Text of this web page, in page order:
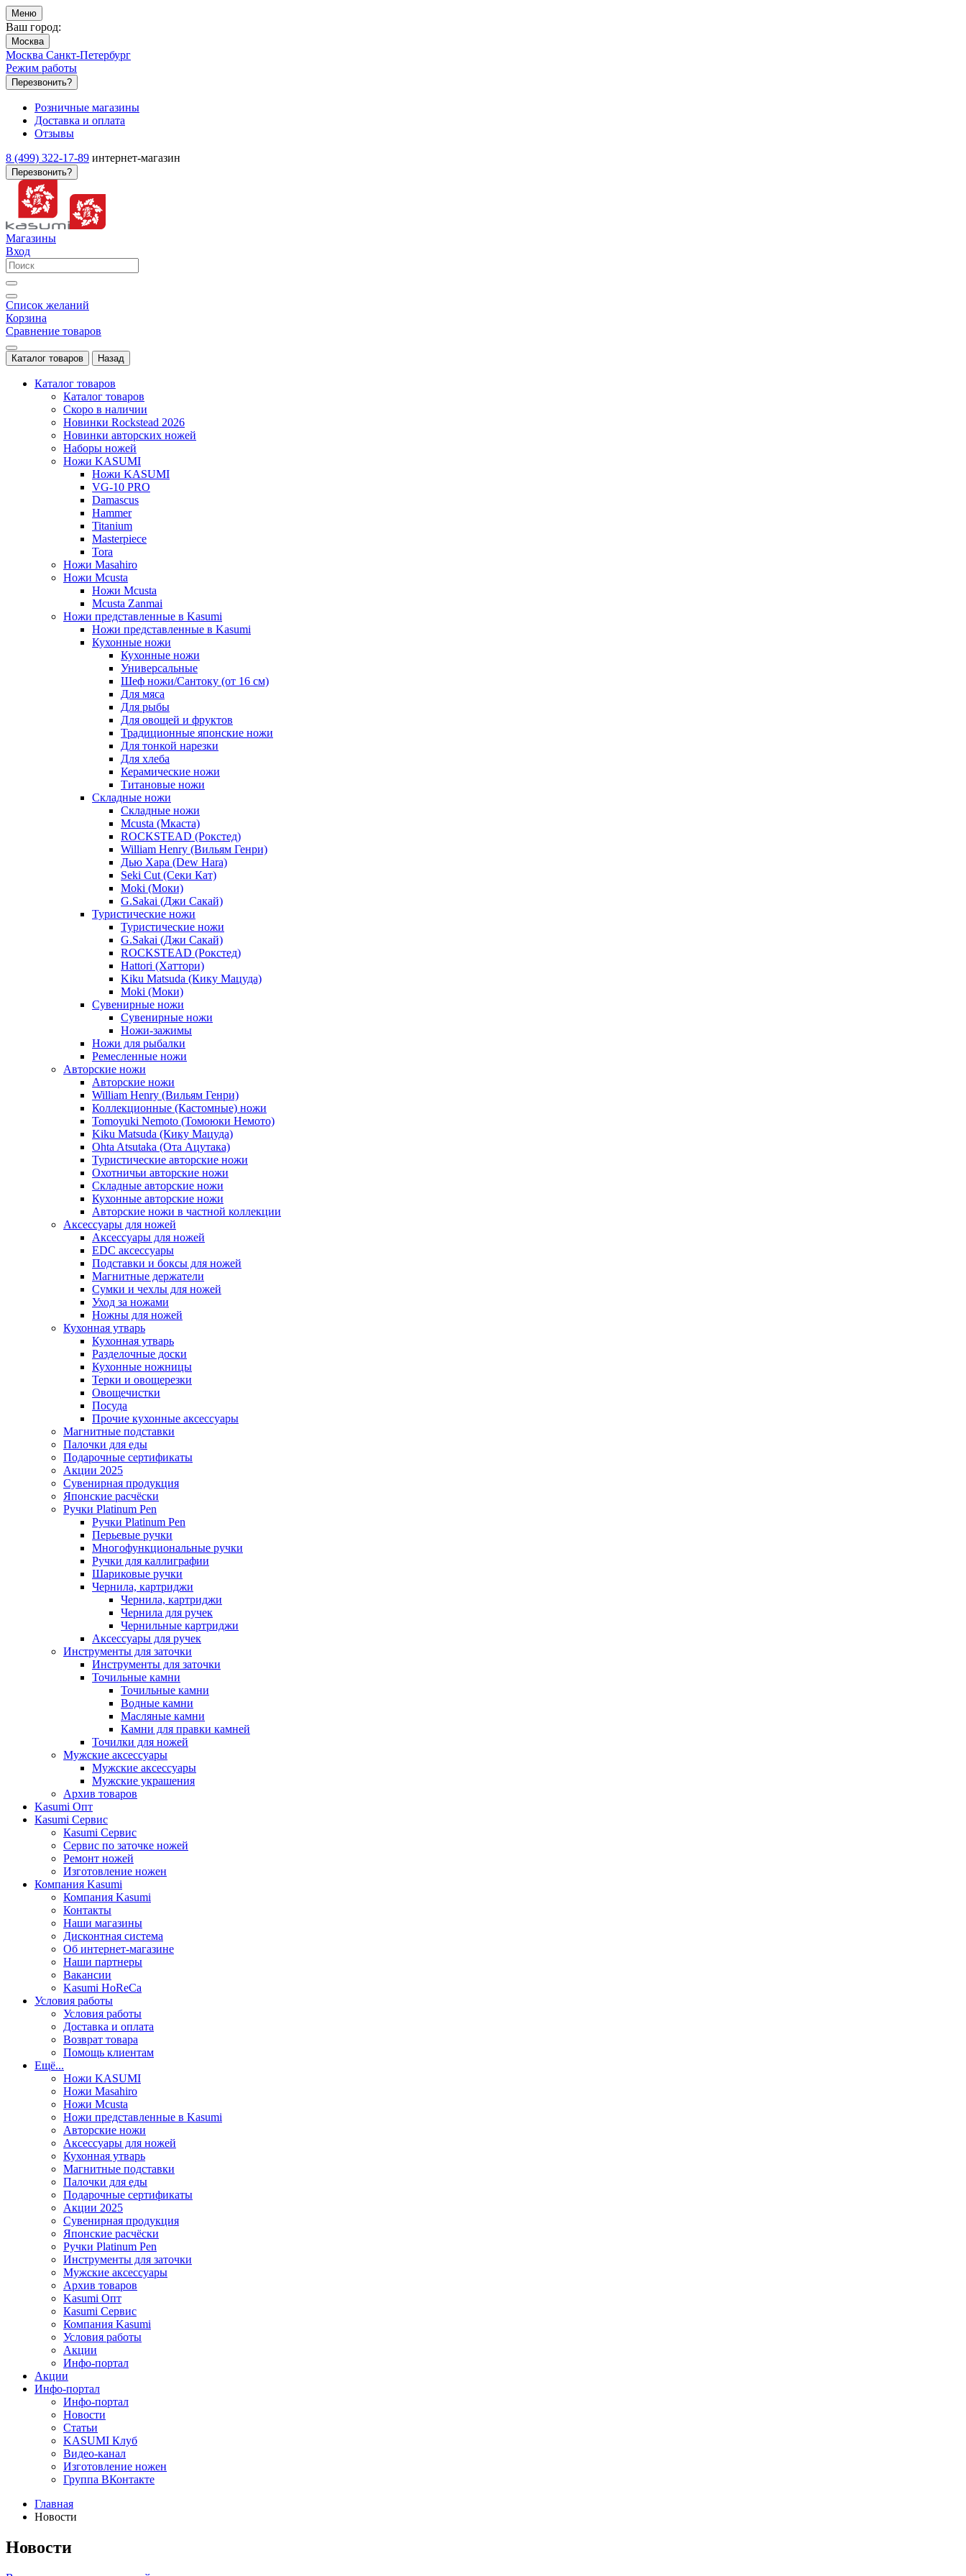
Меню
Ваш город:
Москва
Москва Санкт-Петербург
Режим работы
Перезвонить?
Розничные магазины
Доставка и оплата
Отзывы
8 (499) 322-17-89 интернет-магазин
Перезвонить?
Магазины
Вход
Список желаний
Корзина
Сравнение товаров
Каталог товаров Назад
Каталог товаров
Каталог товаров
Скоро в наличии
Новинки Rockstead 2026
Новинки авторских ножей
Наборы ножей
Ножи KASUMI
Ножи KASUMI
VG-10 PRO
Damascus
Hammer
Titanium
Masterpiece
Tora
Ножи Masahiro
Ножи Mcusta
Ножи Mcusta
Mcusta Zanmai
Ножи представленные в Kasumi
Ножи представленные в Kasumi
Кухонные ножи
Кухонные ножи
Универсальные
Шеф ножи/Сантоку (от 16 см)
Для мяса
Для рыбы
Для овощей и фруктов
Традиционные японские ножи
Для тонкой нарезки
Для хлеба
Керамические ножи
Титановые ножи
Складные ножи
Складные ножи
Mcusta (Мкаста)
ROCKSTEAD (Рокстед)
William Henry (Вильям Генри)
Дью Хара (Dew Hara)
Seki Cut (Секи Кат)
Moki (Моки)
G.Sakai (Джи Сакай)
Туристические ножи
Туристические ножи
G.Sakai (Джи Сакай)
ROCKSTEAD (Рокстед)
Hattori (Хаттори)
Kiku Matsuda (Кику Мацуда)
Moki (Моки)
Сувенирные ножи
Сувенирные ножи
Ножи-зажимы
Ножи для рыбалки
Ремесленные ножи
Авторские ножи
Авторские ножи
William Henry (Вильям Генри)
Коллекционные (Кастомные) ножи
Tomoyuki Nemoto (Томоюки Немото)
Kiku Matsuda (Кику Мацуда)
Ohta Atsutaka (Ота Ацутака)
Туристические авторские ножи
Охотничьи авторские ножи
Складные авторские ножи
Кухонные авторские ножи
Авторские ножи в частной коллекции
Аксессуары для ножей
Аксессуары для ножей
EDC аксессуары
Подставки и боксы для ножей
Магнитные держатели
Сумки и чехлы для ножей
Уход за ножами
Ножны для ножей
Кухонная утварь
Кухонная утварь
Разделочные доски
Кухонные ножницы
Терки и овощерезки
Овощечистки
Посуда
Прочие кухонные аксессуары
Магнитные подставки
Палочки для еды
Подарочные сертификаты
Акции 2025
Сувенирная продукция
Японские расчёски
Ручки Platinum Pen
Ручки Platinum Pen
Перьевые ручки
Многофункциональные ручки
Ручки для каллиграфии
Шариковые ручки
Чернила, картриджи
Чернила, картриджи
Чернила для ручек
Чернильные картриджи
Аксессуары для ручек
Инструменты для заточки
Инструменты для заточки
Точильные камни
Точильные камни
Водные камни
Масляные камни
Камни для правки камней
Точилки для ножей
Мужские аксессуары
Мужские аксессуары
Мужские украшения
Архив товаров
Kasumi Опт
Кasumi Сервис
Кasumi Сервис
Сервис по заточке ножей
Ремонт ножей
Изготовление ножен
Компания Kasumi
Компания Kasumi
Контакты
Наши магазины
Дисконтная система
Об интернет-магазине
Наши партнеры
Вакансии
Kasumi HoReCa
Условия работы
Условия работы
Доставка и оплата
Возврат товара
Помощь клиентам
Ещё...
Ножи KASUMI
Ножи Masahiro
Ножи Mcusta
Ножи представленные в Kasumi
Авторские ножи
Аксессуары для ножей
Кухонная утварь
Магнитные подставки
Палочки для еды
Подарочные сертификаты
Акции 2025
Сувенирная продукция
Японские расчёски
Ручки Platinum Pen
Инструменты для заточки
Мужские аксессуары
Архив товаров
Kasumi Опт
Кasumi Сервис
Компания Kasumi
Условия работы
Акции
Инфо-портал
Акции
Инфо-портал
Инфо-портал
Новости
Статьи
KASUMI Клуб
Видео-канал
Изготовление ножен
Группа ВКонтакте
Главная
Новости
Новости